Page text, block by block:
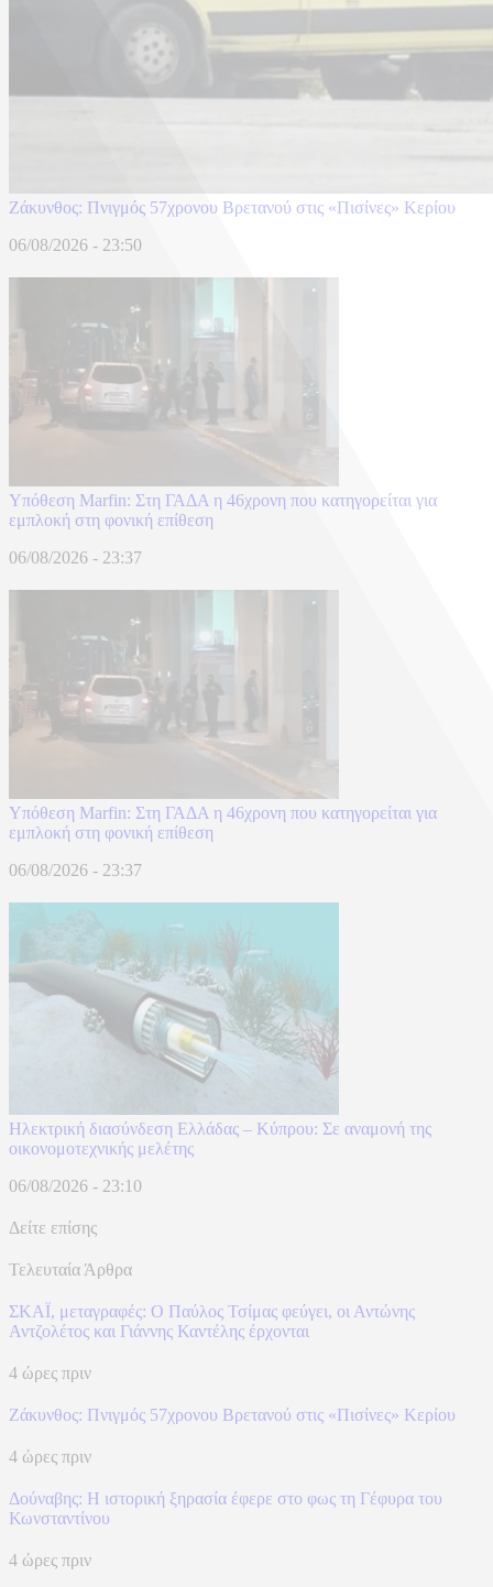
Ζάκυνθος: Πνιγμός 57χρονου Βρετανού στις «Πισίνες» Κερίου
06/08/2026 - 23:50
Υπόθεση Marfin: Στη ΓΑΔΑ η 46χρονη που κατηγορείται για
εμπλοκή στη φονική επίθεση
06/08/2026 - 23:37
Υπόθεση Marfin: Στη ΓΑΔΑ η 46χρονη που κατηγορείται για
εμπλοκή στη φονική επίθεση
06/08/2026 - 23:37
Ηλεκτρική διασύνδεση Ελλάδας – Κύπρου: Σε αναμονή της
οικονομοτεχνικής μελέτης
06/08/2026 - 23:10
Δείτε επίσης
Τελευταία Άρθρα
ΣΚΑΪ, μεταγραφές: Ο Παύλος Τσίμας φεύγει, οι Αντώνης
Αντζολέτος και Γιάννης Καντέλης έρχονται
4 ώρες πριν
Ζάκυνθος: Πνιγμός 57χρονου Βρετανού στις «Πισίνες» Κερίου
4 ώρες πριν
Δούναβης: Η ιστορική ξηρασία έφερε στο φως τη Γέφυρα του
Κωνσταντίνου
4 ώρες πριν